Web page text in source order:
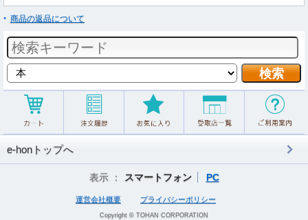
商品の返品について
e-honトップへ
表示 ： スマートフォン PC
運営会社概要 プライバシーポリシー
Copyright © TOHAN CORPORATION